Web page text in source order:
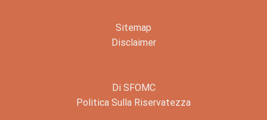
Sitemap
Disclaimer
Di SFOMC
Politica Sulla Riservatezza